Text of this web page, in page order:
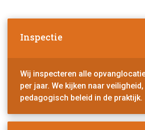
Inspectie
Wij inspecteren alle
per jaar. We kijken naar
pedagogisch beleid in de praktijk.